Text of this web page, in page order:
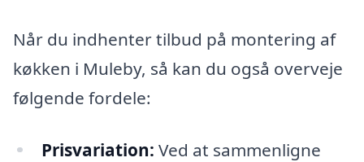
Når du indhenter tilbud på montering af
køkken i Muleby, så kan du også overveje
følgende fordele:
Prisvariation: Ved at sammenligne